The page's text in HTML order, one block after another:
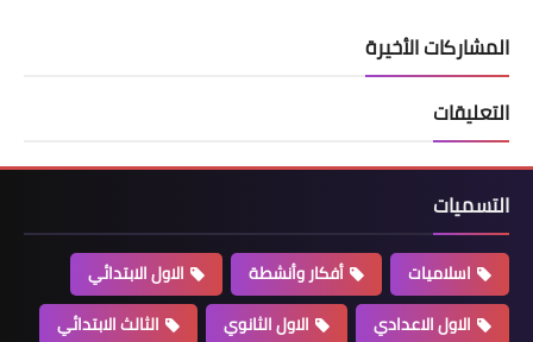
المشاركات الأخيرة
التعليقات
التسميات
اسلاميات أفكار وأنشطة
الاول الابتدائي
الاول الاعدادي
الاول الثانوي
الثالث الابتدائي